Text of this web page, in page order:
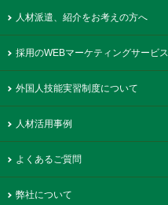
人材派遣、紹介をお考えの方へ
採用のWEBマーケティングサービス
外国人技能実習制度について
人材活用事例
よくあるご質問
弊社について